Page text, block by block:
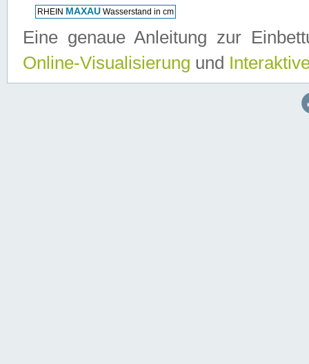
Eine genaue Anleitung zur
Online-Visualisierung und